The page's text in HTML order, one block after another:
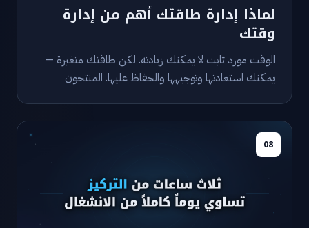
لماذا إدارة طاقتك أهم من إدارة
وقتك
الوقت مورد ثابت لا يمكنك زيادته. لكن طاقتك متغيرة —
يمكنك استعادتها وتوجيهها والحفاظ عليها. المنتجون
08